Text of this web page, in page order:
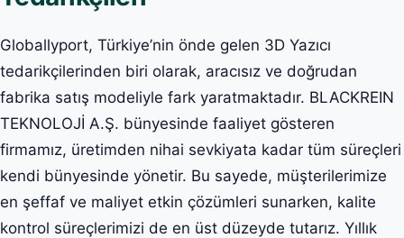
Globallyport, Türkiye’nin önde gelen 3D Yazıcı
tedarikçilerinden biri olarak, aracısız ve doğrudan
fabrika satış modeliyle fark yaratmaktadır. BLACKREIN
TEKNOLOJİ A.Ş. bünyesinde faaliyet gösteren
firmamız, üretimden nihai sevkiyata kadar tüm süreçleri
kendi bünyesinde yönetir. Bu sayede, müşterilerimize
en şeffaf ve maliyet etkin çözümleri sunarken, kalite
kontrol süreçlerimizi de en üst düzeyde tutarız. Yıllık